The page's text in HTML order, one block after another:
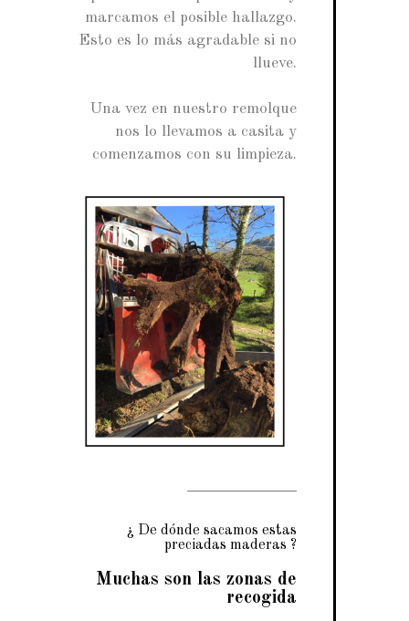
marcamos el posible hallazgo.
Esto es lo más agradable si no
llueve.
Una vez en nuestro remolque
nos lo llevamos a casita y
comenzamos con su limpieza.
¿ De dónde sacamos estas
preciadas maderas ?
Muchas son las zonas de
recogida